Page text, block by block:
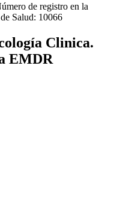
de registro en la
Salud: 10066
Clinica.
EMDR